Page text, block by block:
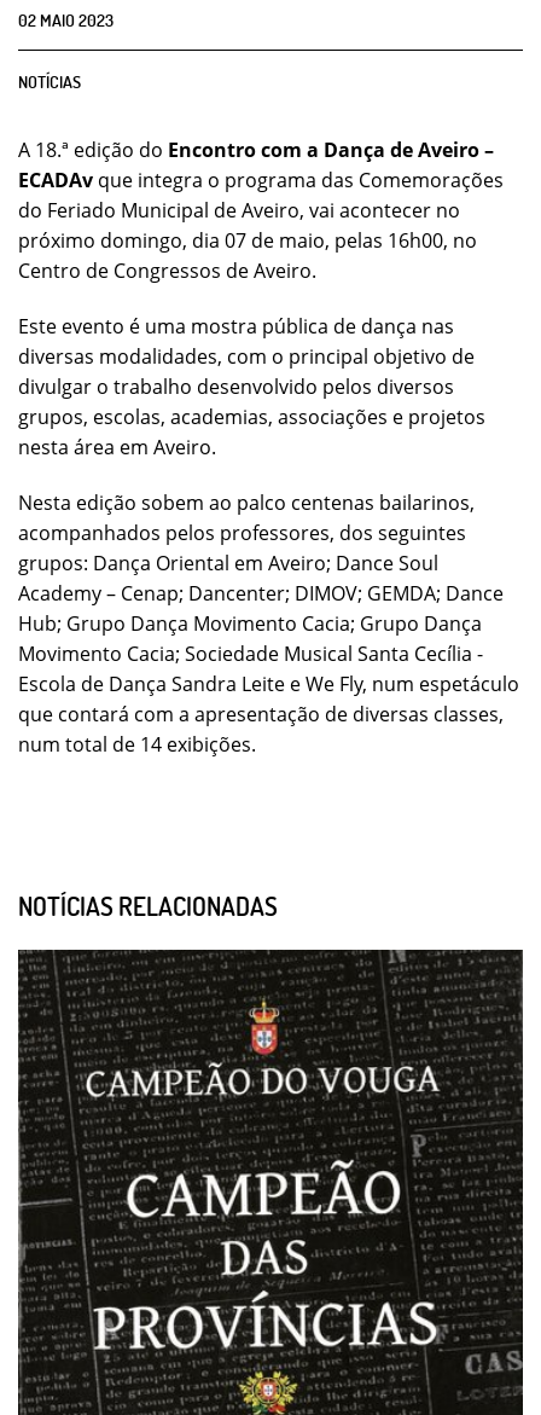
02 MAIO2023
NOTÍCIAS
A 18.ª edição do Encontro com a Dança de Aveiro –
ECADAv que integra o programa das Comemorações
do Feriado Municipal de Aveiro, vai acontecer no
próximo domingo, dia 07 de maio, pelas 16h00, no
Centro de Congressos de Aveiro.
Este evento é uma mostra pública de dança nas
diversas modalidades, com o principal objetivo de
divulgar o trabalho desenvolvido pelos diversos
grupos, escolas, academias, associações e projetos
nesta área em Aveiro.
Nesta edição sobem ao palco centenas bailarinos,
acompanhados pelos professores, dos seguintes
grupos: Dança Oriental em Aveiro; Dance Soul
Academy – Cenap; Dancenter; DIMOV; GEMDA; Dance
Hub; Grupo Dança Movimento Cacia; Grupo Dança
Movimento Cacia; Sociedade Musical Santa Cecília -
Escola de Dança Sandra Leite e We Fly, num espetáculo
que contará com a apresentação de diversas classes,
num total de 14 exibições.
NOTÍCIAS RELACIONADAS